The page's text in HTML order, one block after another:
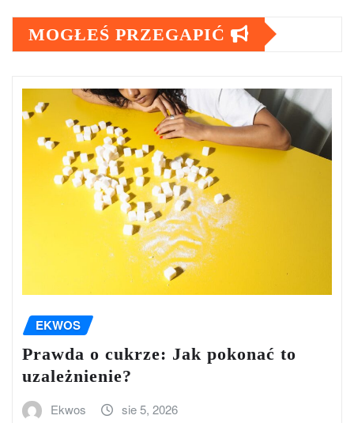
MOGŁEŚ PRZEGAPIĆ
EKWOS
Prawda o cukrze: Jak pokonać to
uzależnienie?
Ekwos sie 5, 2026